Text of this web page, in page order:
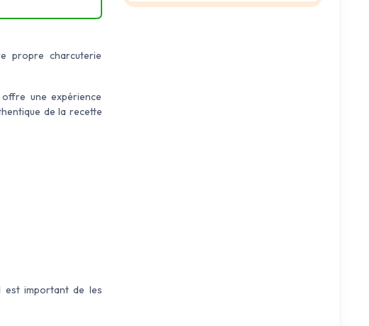
propre charcuterie
une expérience
de la recette
est important de les